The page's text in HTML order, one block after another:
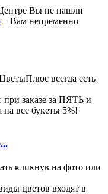
Вы не нашли
– Вам непременно
всегда есть
при заказе за ПЯТЬ и
на все букеты 5%!
кликнув на фото или
цветов входят в